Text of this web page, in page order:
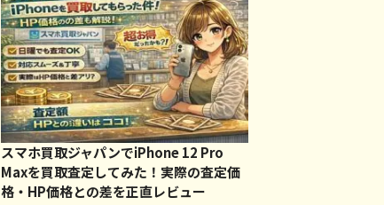
スマホ買取ジャパンでiPhone 12 Pro
Maxを買取査定してみた！実際の査定価
格・HP価格との差を正直レビュー